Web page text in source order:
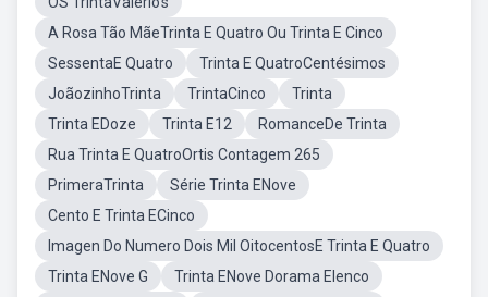
A Rosa Tão MãeTrinta E Quatro Ou Trinta E Cinco
SessentaE Quatro
Trinta E QuatroCentésimos
JoãozinhoTrinta
TrintaCinco
Trinta
Trinta EDoze
Trinta E12
RomanceDe Trinta
Rua Trinta E QuatroOrtis Contagem 265
PrimeraTrinta
Série Trinta ENove
Cento E Trinta ECinco
Imagen Do Numero Dois Mil OitocentosE Trinta E Quatro
Trinta ENove G
Trinta ENove Dorama Elenco